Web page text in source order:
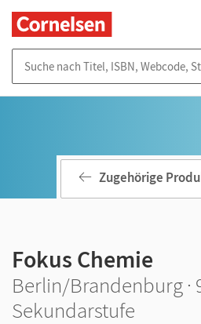
Zugehörige
Fokus Chemie
Berlin/Brandenburg ·
Sekundarstufe